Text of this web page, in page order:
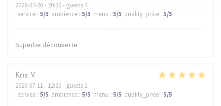
2026-07-20- 20:30 - guests 4
service : 5/5 ambience : 5/5 menu : 5/5 quality_price : 5/5
Superbe découverte
Kris V
2026-07-11- 12:30 - guests 2
service : 5/5 ambience : 5/5 menu : 5/5 quality_price : 5/5